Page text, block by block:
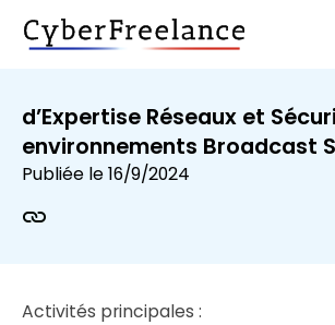
d’Expertise Réseaux et
environnements Broadcast
Publiée le16/9/2024
Activités principales :